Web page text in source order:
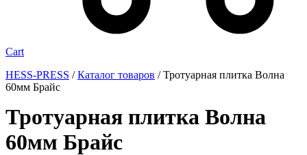
Cart
HESS-PRESS /Каталог товаров /Тротуарная плитка Волна
60мм Брайс
Тротуарная плитка Волна
60мм Брайс